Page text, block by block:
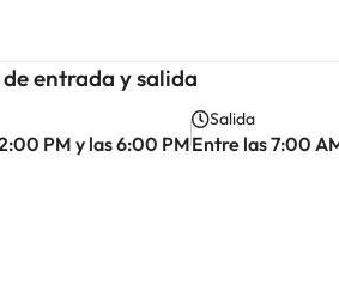
entrada y salida
PM y las 6:00 PM
Salida
Entre las 7:00